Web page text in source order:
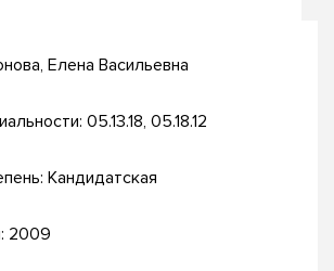
Елена Васильевна
05.13.18, 05.18.12
Кандидатская
2009